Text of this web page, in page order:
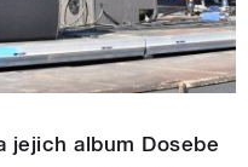
jejich album Dosebe